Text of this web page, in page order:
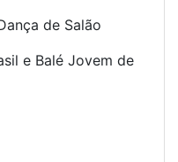
de Salão
e Balé Jovem de